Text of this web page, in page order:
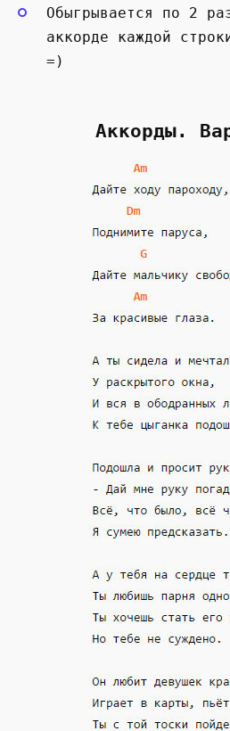
Обыгрывается по 2
аккорде каждой
=)
Аккорды.